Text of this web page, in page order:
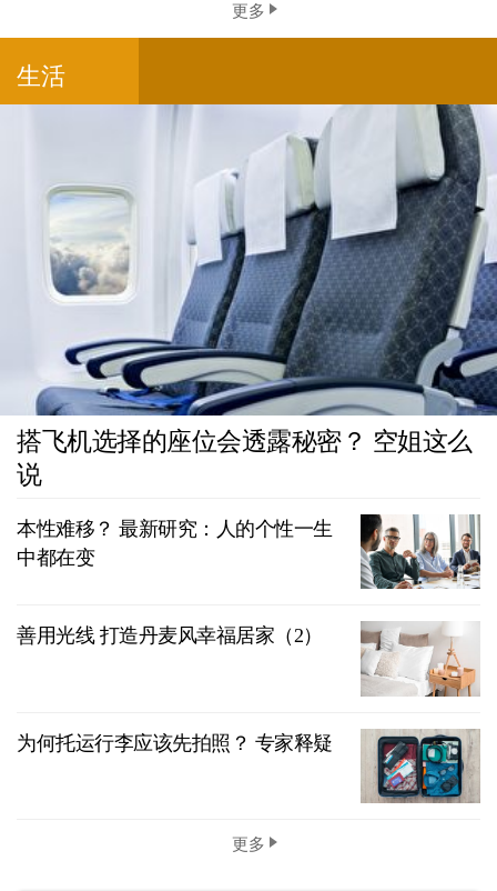
更多
生活
搭飞机选择的座位会透露秘密？ 空姐这么
说
本性难移？ 最新研究：人的个性一生
中都在变
善用光线 打造丹麦风幸福居家（2）
为何托运行李应该先拍照？ 专家释疑
更多